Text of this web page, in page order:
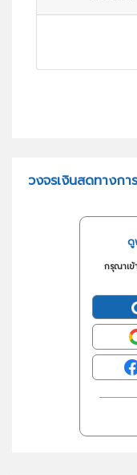
วงจรเงินสดทางก
ดู
กรุณาเข้